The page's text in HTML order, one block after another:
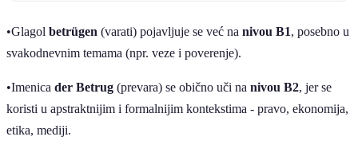
•Glagol betrügen (varati) pojavljuje se već na nivou B1, posebno u
svakodnevnim temama (npr. veze i poverenje).
•Imenica der Betrug (prevara) se obično uči na nivou B2, jer se
koristi u apstraktnijim i formalnijim kontekstima - pravo, ekonomija,
etika, mediji.